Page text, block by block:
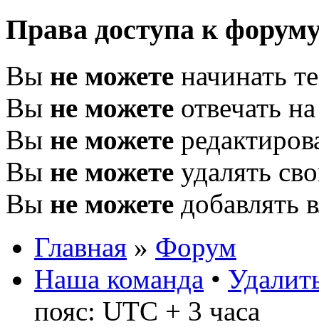
Права доступа к
Вы не можете начинать
Вы не можете отвечать
Вы не можете
Вы не можете удалять
Вы не можете добавлять
Главная » Форум
Наша команда •
пояс: UTC + 3 часа